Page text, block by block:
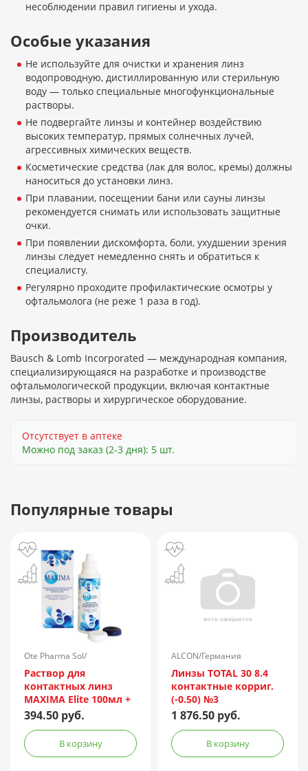
несоблюдении правил гигиены и ухода.
Особые указания
Не используйте для очистки и хранения линз
водопроводную, дистиллированную или стерильную
воду — только специальные многофункциональные
растворы.
Не подвергайте линзы и контейнер воздействию
высоких температур, прямых солнечных лучей,
агрессивных химических веществ.
Косметические средства (лак для волос, кремы) должны
наноситься до установки линз.
При плавании, посещении бани или сауны линзы
рекомендуется снимать или использовать защитные
очки.
При появлении дискомфорта, боли, ухудшении зрения
линзы следует немедленно снять и обратиться к
специалисту.
Регулярно проходите профилактические осмотры у
офтальмолога (не реже 1 раза в год).
Производитель
Bausch & Lomb Incorporated — международная компания,
специализирующаяся на разработке и производстве
офтальмологической продукции, включая контактные
линзы, растворы и хирургическое оборудование.
Отсутствует в аптеке
Можно под заказ (2-3 дня): 5 шт.
Популярные товары
Ote Pharma Sol/
Нидерланды
Раствор для
контактных линз
MAXIMA Elite 100мл +
контейнер
394.50 руб.
В корзину
ALCON/Германия
Линзы TOTAL 30 8.4
контактные корриг.
(-0.50) №3
1 876.50 руб.
В корзину